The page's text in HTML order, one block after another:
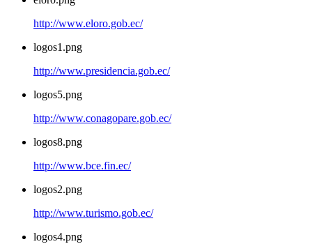
http://www.eloro.gob.ec/
logos1.png
http://www.presidencia.gob.ec/
logos5.png
http://www.conagopare.gob.ec/
logos8.png
http://www.bce.fin.ec/
logos2.png
http://www.turismo.gob.ec/
logos4.png